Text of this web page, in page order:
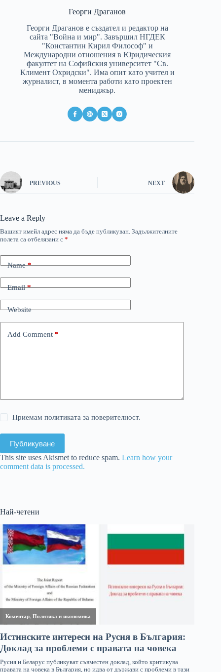
Георги Драганов
Георги Драганов е създател и редактор на
сайта "Война и мир". Завършил НГДЕК
"Константин Кирил Философ" и
Международни отношения в Юридическия
факултет на Софийския университет "Св.
Климент Охридски". Има опит като учител и
журналист, в момента работи като проектен
мениджър.
PREVIOUS NEXT
Leave a Reply
Вашият имейл адрес няма да бъде публикуван. Задължителните
полета са отбелязани с *
Name*
Email*
Website
Add Comment *
Приемам политиката за поверителност.
Публикуване
This site uses Akismet to reduce spam. Learn how your
comment data is processed.
Най-четени